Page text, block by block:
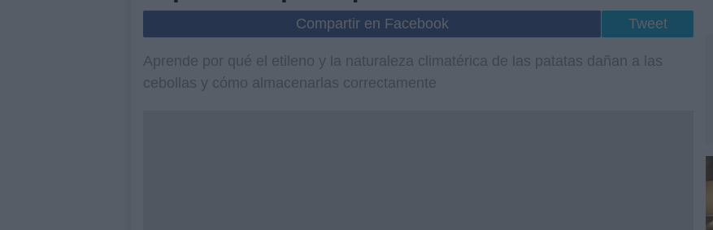
Compartir en Facebook Tweet
Aprende por qué el etileno y la naturaleza climatérica de las patatas dañan a las
cebollas y cómo almacenarlas correctamente